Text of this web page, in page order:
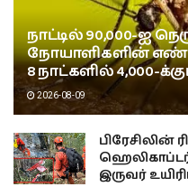
நாட்டில் 90,000-ஐ
நோயாளிகளின்
8 நாட்களில் 4,000-
2026-08-09
பிரேசிலின்
ஹெலிகாப்டர்
இருவர்